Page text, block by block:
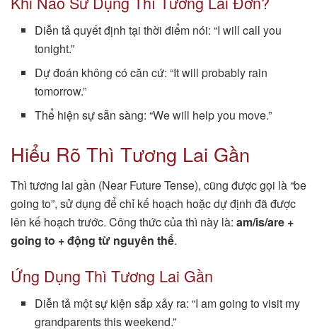
Diễn tả quyết định tại thời điểm nói: “I will call you
tonight.”
Dự đoán không có căn cứ: “It will probably rain
tomorrow.”
Thể hiện sự sẵn sàng: “We will help you move.”
Hiểu Rõ Thì Tương Lai Gần
Thì tương lai gần (Near Future Tense), cũng được gọi là “be
going to”, sử dụng để chỉ kế hoạch hoặc dự định đã được
lên kế hoạch trước. Công thức của thì này là: am/is/are +
going to + động từ nguyên thể.
Ứng Dụng Thì Tương Lai Gần
Diễn tả một sự kiện sắp xảy ra: “I am going to visit my
grandparents this weekend.”